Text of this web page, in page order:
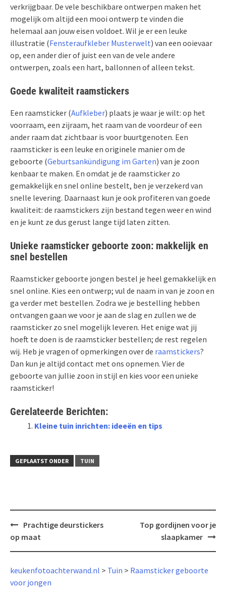
verkrijgbaar. De vele beschikbare ontwerpen maken het
mogelijk om altijd een mooi ontwerp te vinden die
helemaal aan jouw eisen voldoet. Wil je er een leuke
illustratie (Fensteraufkleber Musterwelt) van een ooievaar
op, een ander dier of juist een van de vele andere
ontwerpen, zoals een hart, ballonnen of alleen tekst.
Goede kwaliteit raamstickers
Een raamsticker (Aufkleber) plaats je waar je wilt: op het
voorraam, een zijraam, het raam van de voordeur of een
ander raam dat zichtbaar is voor buurtgenoten. Een
raamsticker is een leuke en originele manier om de
geboorte (Geburtsankündigung im Garten) van je zoon
kenbaar te maken. En omdat je de raamsticker zo
gemakkelijk en snel online bestelt, ben je verzekerd van
snelle levering. Daarnaast kun je ook profiteren van goede
kwaliteit: de raamstickers zijn bestand tegen weer en wind
en je kunt ze dus gerust lange tijd laten zitten.
Unieke raamsticker geboorte zoon: makkelijk en
snel bestellen
Raamsticker geboorte jongen bestel je heel gemakkelijk en
snel online. Kies een ontwerp; vul de naam in van je zoon en
ga verder met bestellen. Zodra we je bestelling hebben
ontvangen gaan we voor je aan de slag en zullen we de
raamsticker zo snel mogelijk leveren. Het enige wat jij
hoeft te doen is de raamsticker bestellen; de rest regelen
wij. Heb je vragen of opmerkingen over de raamstickers?
Dan kun je altijd contact met ons opnemen. Vier de
geboorte van jullie zoon in stijl en kies voor een unieke
raamsticker!
Gerelateerde Berichten:
Kleine tuin inrichten: ideeën en tips
GEPLAATST ONDER TUIN
Bericht
navigatie
Prachtige deurstickers
op maat
Top gordijnen voor je
slaapkamer
keukenfotoachterwand.nl > Tuin > Raamsticker geboorte
voor jongen